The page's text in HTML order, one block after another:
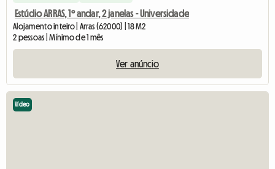
Estúdio ARRAS, 1º andar, 2 janelas - Universidade
Alojamento inteiro | Arras (62000) | 18 M2
2 pessoas | Mínimo de 1 mês
Ver anúncio
Vídeo